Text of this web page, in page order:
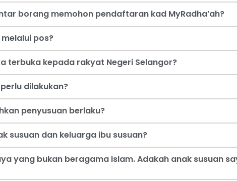
borang memohon pendaftaran kad MyRadha’ah?
pos?
terbuka kepada rakyat Negeri Selangor?
dilakukan?
penyusuan berlaku?
susuan dan keluarga ibu susuan?
yang bukan beragama Islam. Adakah anak susuan